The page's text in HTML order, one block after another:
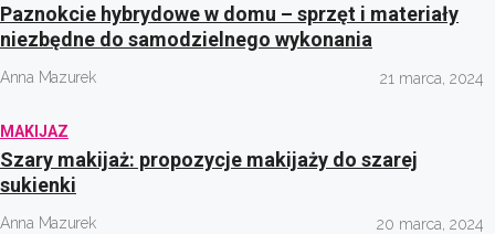
Paznokcie hybrydowe w domu – sprzęt i materiały
niezbędne do samodzielnego wykonania
Anna Mazurek 21 marca, 2024
MAKIJAZ
Szary makijaż: propozycje makijaży do szarej
sukienki
Anna Mazurek 20 marca, 2024